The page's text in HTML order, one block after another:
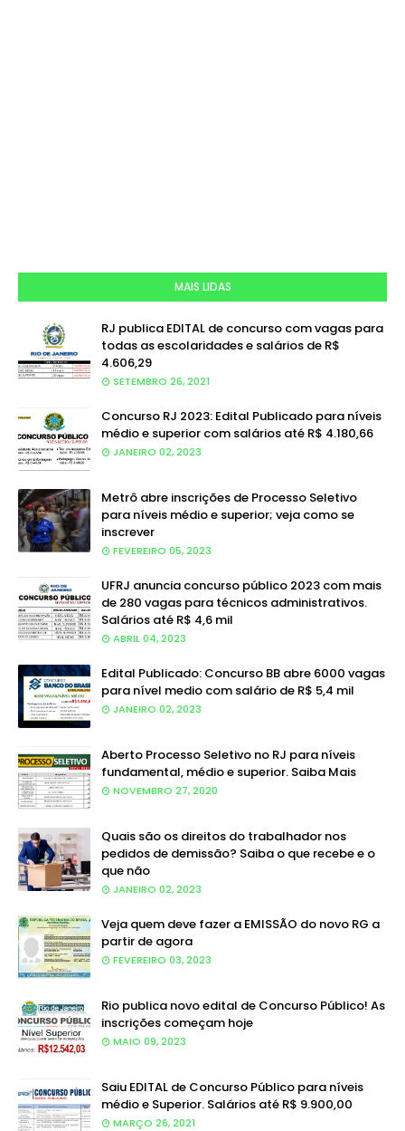
MAIS LIDAS
RJ publica EDITAL de concurso com vagas para
todas as escolaridades e salários de R$
4.606,29
SETEMBRO 26, 2021
Concurso RJ 2023: Edital Publicado para níveis
médio e superior com salários até R$ 4.180,66
JANEIRO 02, 2023
Metrô abre inscrições de Processo Seletivo
para níveis médio e superior; veja como se
inscrever
FEVEREIRO 05, 2023
UFRJ anuncia concurso público 2023 com mais
de 280 vagas para técnicos administrativos.
Salários até R$ 4,6 mil
ABRIL 04, 2023
Edital Publicado: Concurso BB abre 6000 vagas
para nível medio com salário de R$ 5,4 mil
JANEIRO 02, 2023
Aberto Processo Seletivo no RJ para níveis
fundamental, médio e superior. Saiba Mais
NOVEMBRO 27, 2020
Quais são os direitos do trabalhador nos
pedidos de demissão? Saiba o que recebe e o
que não
JANEIRO 02, 2023
Veja quem deve fazer a EMISSÃO do novo RG a
partir de agora
FEVEREIRO 03, 2023
Rio publica novo edital de Concurso Público! As
inscrições começam hoje
MAIO 09, 2023
Saiu EDITAL de Concurso Público para níveis
médio e Superior. Salários até R$ 9.900,00
MARÇO 26, 2021